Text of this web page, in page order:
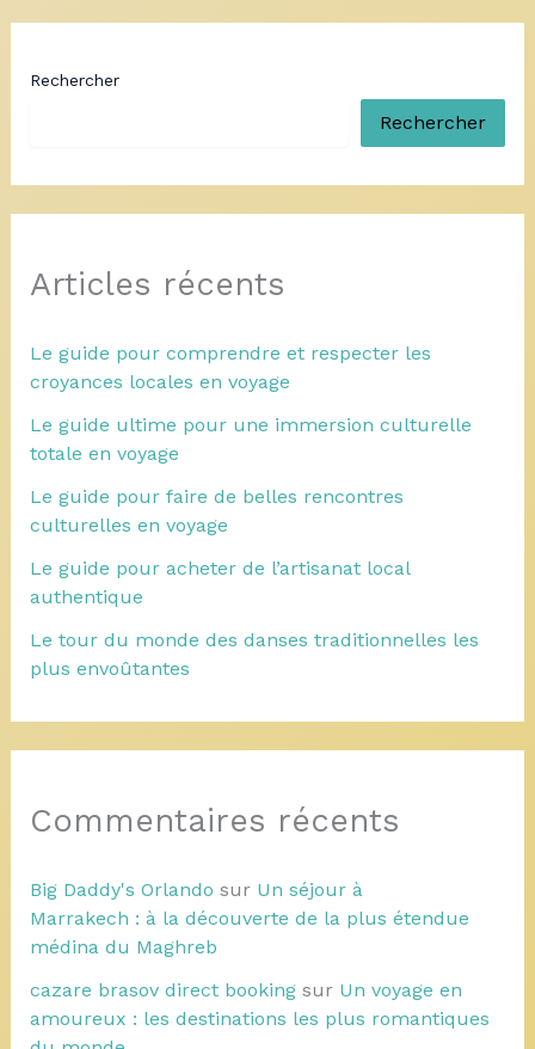
Rechercher
Rechercher
Articles récents
Le guide pour comprendre et respecter les
croyances locales en voyage
Le guide ultime pour une immersion culturelle
totale en voyage
Le guide pour faire de belles rencontres
culturelles en voyage
Le guide pour acheter de l’artisanat local
authentique
Le tour du monde des danses traditionnelles les
plus envoûtantes
Commentaires récents
Big Daddy's Orlando sur Un séjour à
Marrakech : à la découverte de la plus étendue
médina du Maghreb
cazare brasov direct bookingsur Un voyage en
amoureux : les destinations les plus romantiques